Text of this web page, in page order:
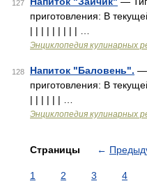
127
приготовления: В
| | | | | | | | | …
Энциклопедия кулинарных
128 Напиток "Баловень". —
приготовления: В
| | | | | | …
Энциклопедия кулинарных
Страницы ←
1 2 3 4